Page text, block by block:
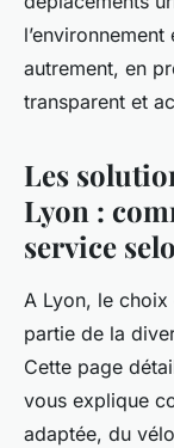
autrement, en
transparent et
Les
Lyon :
service
A Lyon, le
partie de la
Cette page
vous explique
adaptée, du